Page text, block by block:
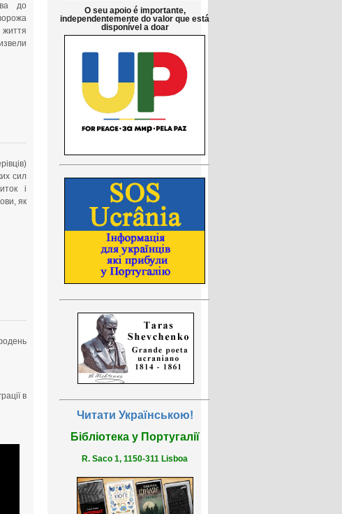
до
сил
і
як
в
O seu apoio é importante,
independentemente do valor que está
disponível a doar
Читати Українською!
Бібліотека у Португалії
R. Saco 1, 1150-311 Lisboa